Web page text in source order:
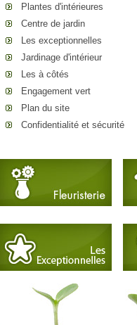
Plantes d'intérieures
Centre de jardin
Les exceptionnelles
Jardinage d'intérieur
Les à côtés
Engagement vert
Plan du site
Confidentialité et sécurité